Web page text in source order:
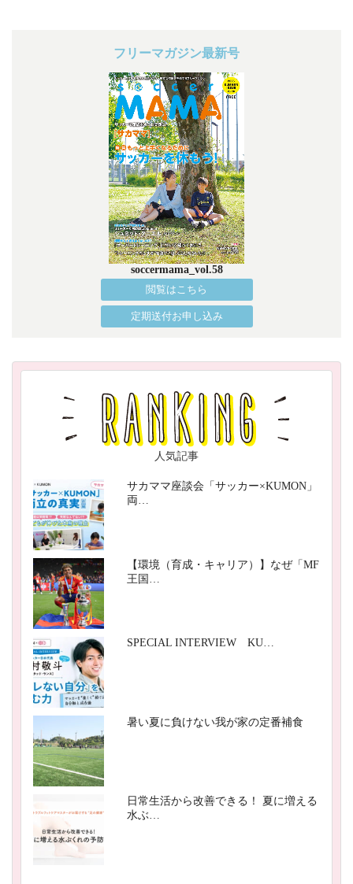
フリーマガジン最新号
soccermama_vol.58
閲覧はこちら
定期送付お申し込み
人気記事
サカママ座談会「サッカー×KUMON」
両…
【環境（育成・キャリア）】なぜ「MF
王国…
SPECIAL INTERVIEW KU…
暑い夏に負けない我が家の定番補食
日常生活から改善できる！ 夏に増える
水ぶ…